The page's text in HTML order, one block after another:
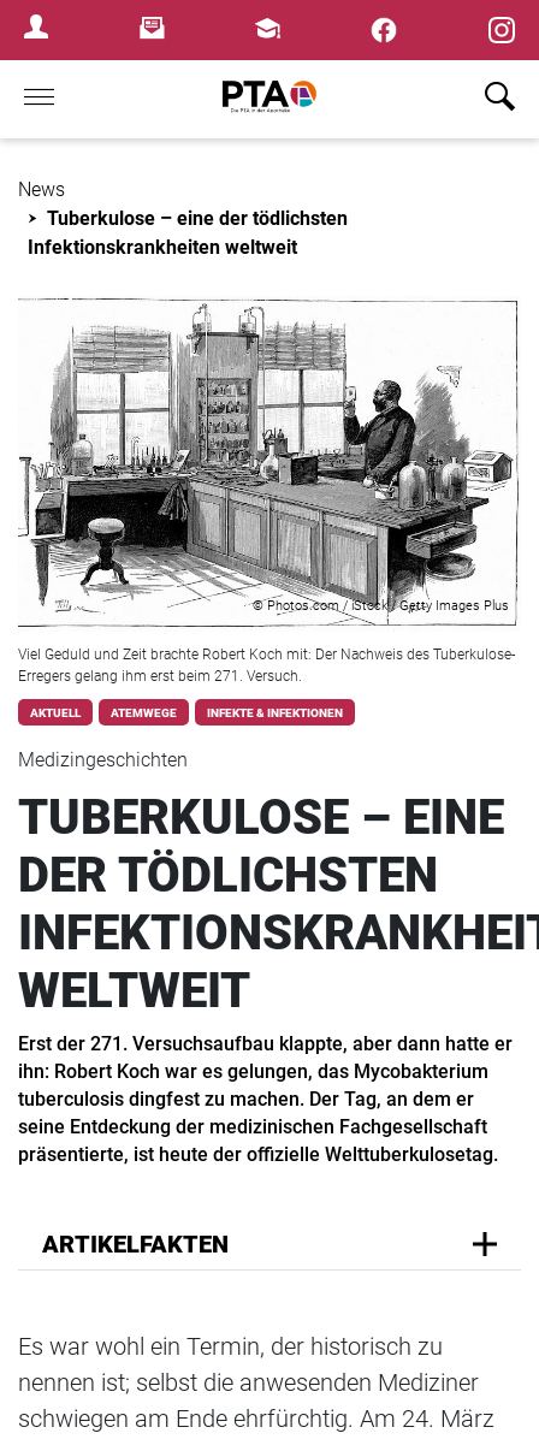
Login MenuNewsletterFortbildungen
Home
News
Tuberkulose – eine der tödlichsten
Infektionskrankheiten weltweit
© Photos.com / iStock / Getty Images Plus
Viel Geduld und Zeit brachte Robert Koch mit: Der Nachweis des Tuberkulose-
Erregers gelang ihm erst beim 271. Versuch.
AKTUELL ATEMWEGE INFEKTE & INFEKTIONEN
Medizingeschichten
TUBERKULOSE – EINE
DER TÖDLICHSTEN
WELTWEIT
Erst der 271. Versuchsaufbau klappte, aber dann hatte er
ihn: Robert Koch war es gelungen, das Mycobakterium
tuberculosis dingfest zu machen. Der Tag, an dem er
seine Entdeckung der medizinischen Fachgesellschaft
präsentierte, ist heute der offizielle Welttuberkulosetag.
ARTIKELFAKTEN
Es war wohl ein Termin, der historisch zu
nennen ist; selbst die anwesenden Mediziner
schwiegen am Ende ehrfürchtig. Am 24. März